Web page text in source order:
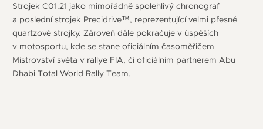
Strojek C01.21 jako mimořádně spolehlivý chronograf
a poslední strojek Precidrive™, reprezentující velmi přesné
quartzové strojky. Zároveň dále pokračuje v úspěších
v motosportu, kde se stane oficiálním časoměřičem
Mistrovství světa v rallye FIA, či oficiálním partnerem Abu
Dhabi Total World Rally Team.